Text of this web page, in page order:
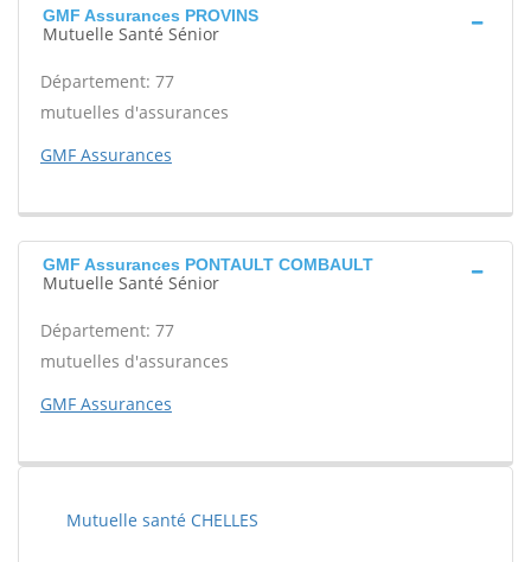
GMF Assurances PROVINS
Mutuelle Santé Sénior
Département: 77
mutuelles d'assurances
GMF Assurances
GMF Assurances PONTAULT COMBAULT
Mutuelle Santé Sénior
Département: 77
mutuelles d'assurances
GMF Assurances
Mutuelle santé CHELLES